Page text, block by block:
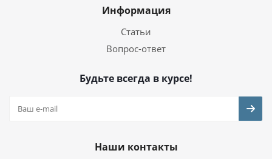
Информация
Статьи
Вопрос-ответ
Будьте всегда в курсе!
Наши контакты